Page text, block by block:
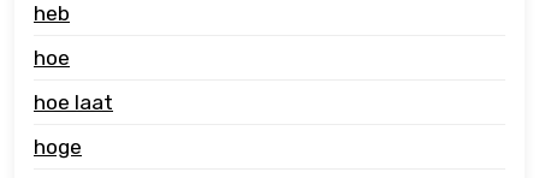
heb
hoe
hoe laat
hoge